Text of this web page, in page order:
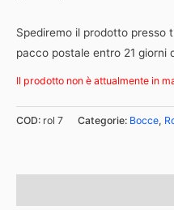
Spediremo il prodotto presso
pacco postale entro 21 giorni
Il prodotto non è attualmente in
COD: rol 7 Categorie: Bocce,